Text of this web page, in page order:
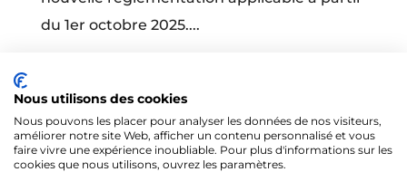
du 1er octobre 2025....
« Entrées précédentes
Nous utilisons des cookies
Nous pouvons les placer pour analyser les données de nos visiteurs,
améliorer notre site Web, afficher un contenu personnalisé et vous
faire vivre une expérience inoubliable. Pour plus d'informations sur les
cookies que nous utilisons, ouvrez les paramètres.